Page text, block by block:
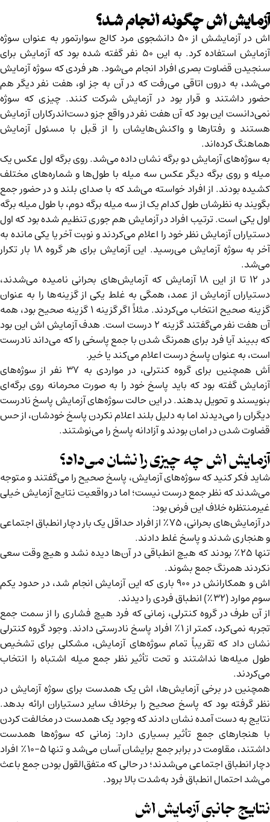
آزمایش اش چگونه انجام شد؟
اش در آزمایشش از ۵۰ دانشجوی مرد کالج سوارتمور به عنوان سوژه
آزمایش استفاده کرد. به این ۵۰ نفر گفته شده بود که آزمایش برای
سنجیدن قضاوت بصری افراد انجام می‌شود. هر فردی که سوژه آزمایش
می‌شد، به درون اتاقی می‌رفت که در آن به جز او، هفت نفر دیگر هم
حضور داشتند و قرار بود در آزمایش شرکت کنند. چیزی که سوژه
نمی‌دانست این بود که آن هفت نفر در واقع جزو دست‌اندرکاران آزمایش
هستند و رفتارها و واکنش‌هایشان را از قبل با مسئول آزمایش
هماهنگ کرده‌اند.
به سوژه‌های آزمایش دو برگه نشان داده می‌شد. روی برگه اول عکس یک
میله و روی برگه دیگر عکس سه میله با طول‌ها و شماره‌های مختلف
کشیده بودند. از افراد خواسته می‌شد که با صدای بلند و در حضور جمع
بگویند به نظرشان طول کدام یک از سه میله برگه دوم، با طول میله برگه
اول یکی است. ترتیب افراد در آزمایش هم جوری تنظیم شده بود که اول
دستیاران آزمایش نظر خود را اعلام می‌کردند و نوبت آخر یا یکی مانده به
آخر به سوژه آزمایش می‌رسید. این آزمایش برای هر گروه ۱۸ بار تکرار
می‌شد.
در ۱۲ تا از این ۱۸ آزمایش که آزمایش‌های بحرانی نامیده می‌شدند،
دستیاران آزمایش از عمد، همگی به غلط یکی از گزینه‌ها را به عنوان
گزینه صحیح انتخاب می‌کردند. مثلاً اگر گزینه ۱ گزینه صحیح بود، همه
آن هفت نفر می‌گفتند گزینه ۲ درست است. هدف آزمایش اش این بود
که ببیند آیا فرد برای همرنگ شدن با جمع پاسخی را که می‌داند نادرست
است، به عنوان پاسخ درست اعلام می‌کند یا خیر.
اَش همچنین برای گروه کنترلی، در مواردی به ۳۷ نفر از سوژه‌های
آزمایش گفته بود که باید پاسخ خود را به صورت محرمانه روی برگه‌ای
بنویسند و تحویل بدهند. در این حالت سوژه‌های آزمایش پاسخ نادرست
دیگران را می‌دیدند اما به دلیل بلند اعلام نکردن پاسخ خودشان، از حس
قضاوت شدن در امان بودند و آزادانه پاسخ را می‌نوشتند.
آزمایش اش چه چیزی را نشان می‌داد؟
شاید فکر کنید که سوژه‌های آزمایش، پاسخ صحیح را می‌گفتند و متوجه
می‌شدند که نظر جمع درست نیست؛ اما در واقعیت نتایج آزمایش خیلی
غیرمنتظره‌ خلاف این فرض بود:
در آزمایش‌های بحرانی، ۷۵٪ از افراد حداقل یک بار دچار انطباق اجتماعی
و هنجاری شدند و پاسخ غلط دادند.
تنها ۲۵٪ بودند که هیچ انطباقی در آن‌ها دیده نشد و هیچ وقت سعی
نکردند همرنگ جمع بشوند.
اش و همکارانش در ۹۰۰ باری که این آزمایش انجام شد، در حدود یکم
سوم موارد (۳۲٪) انطباق فردی را دیدند.
از آن طرف در گروه کنترلی، زمانی که فرد هیچ فشاری را از سمت جمع
تجربه نمی‌کرد، کمتر از ۱٪ افراد پاسخ نادرستی دادند. وجود گروه کنترلی
نشان داد که تقریباً تمام سوژه‌های آزمایش، مشکلی برای تشخیص
طول میله‌ها نداشتند و تحت تأثیر نظر جمع میله اشتباه را انتخاب
می‌کردند.
همچنین در برخی آزمایش‌ها، اش یک همدست برای سوژه آزمایش در
نظر گرفته بود که پاسخ صحیح را برخلاف سایر دستیاران ارائه بدهد.
نتایج به دست آمده نشان دادند که وجود یک همدست در مخالفت کردن
با هنجارهای جمع تأثیر بسیاری دارد: زمانی که سوژه‌ها همدست
داشتند، مقاومت در برابر جمع برایشان آسان می‌شد و تنها ۵-۱۰٪ افراد
دچار انطباق اجتماعی می‌شدند؛ در حالی که متفق‌القول بودن جمع باعث
می‌شد احتمال انطباق فرد به‌شدت بالا برود.
نتایج جانبی آزمایش اش